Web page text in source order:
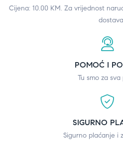
Cijena: 10.00 KM. Za vrijednost
POMOĆ I
Tu smo za
SIGURNO
Sigurno plaćanje i